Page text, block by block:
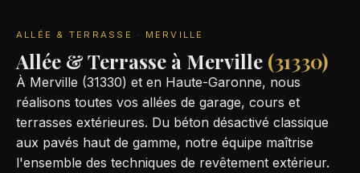
ALLÉE & TERRASSE · MERVILLE
Allée & Terrasse à Merville (31330)
À Merville (31330) et en Haute-Garonne, nous
réalisons toutes vos allées de garage, cours et
terrasses extérieures. Du béton désactivé classique
aux pavés haut de gamme, notre équipe maîtrise
l'ensemble des techniques de revêtement extérieur.